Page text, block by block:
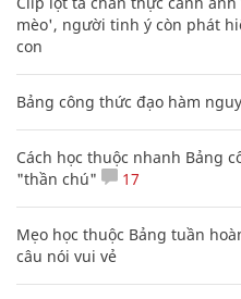
mèo', người tinh ý còn phát
con
Bảng công thức đạo hàm
Cách học thuộc nhanh Bảng
"thần chú"
17
Mẹo học thuộc Bảng tuần
câu nói vui vẻ